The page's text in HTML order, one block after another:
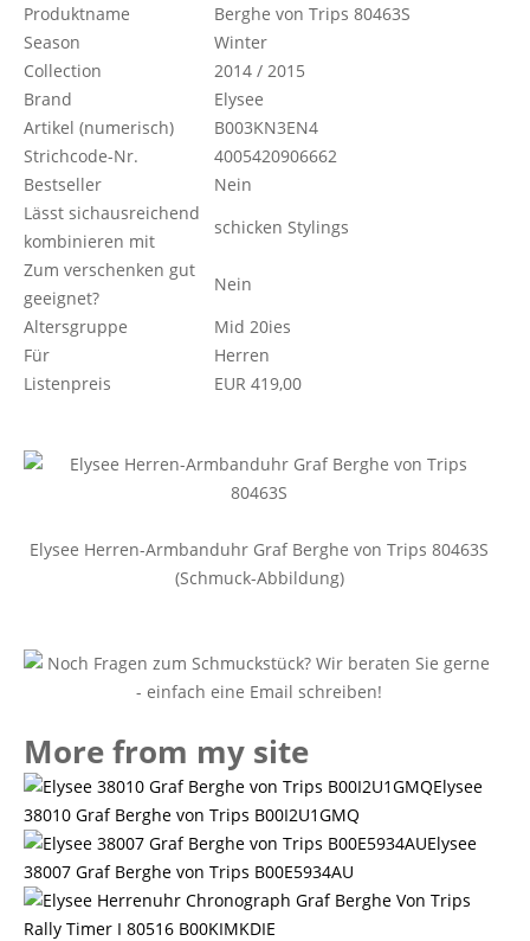
Produktname
Berghe von Trips 80463S
Season
Winter
Collection
2014 / 2015
Brand
Elysee
Artikel (numerisch)
B003KN3EN4
Strichcode-Nr.
4005420906662
Bestseller
Nein
Lässt sichausreichend
kombinieren mit
schicken Stylings
Zum verschenken gut
geeignet?
Nein
Altersgruppe
Mid 20ies
Für
Herren
Listenpreis
EUR 419,00
Elysee Herren-Armbanduhr Graf Berghe von Trips 80463S
(Schmuck-Abbildung)
More from my site
Elysee
38010 Graf Berghe von Trips B00I2U1GMQ
Elysee
38007 Graf Berghe von Trips B00E5934AU